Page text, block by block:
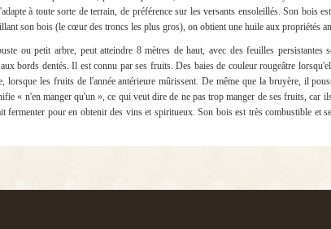
à toute sorte de terrain, de préférence sur les versants ensoleillés. Son bois
son bois (le cœur des troncs les plus gros), on obtient une huile aux propriétés
ou petit arbre, peut atteindre 8 mètres de haut, avec des feuilles persistantes
bords dentés. Il est connu par ses fruits. Des baies de couleur rougeâtre
lorsque les fruits de l'année antérieure mûrissent. De même que la bruyère, il
« n'en manger qu'un », ce qui veut dire de ne pas trop manger de ses fruits, car
fermenter pour en obtenir des vins et spiritueux. Son bois est très combustible et